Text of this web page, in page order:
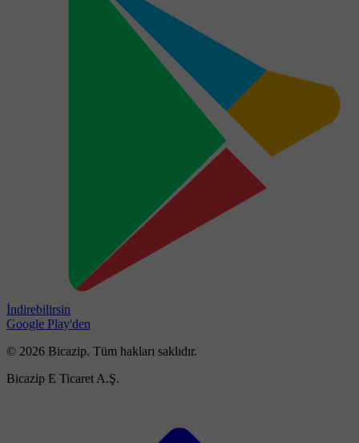
İndirebilirsin
Google Play'den
© 2026 Bicazip. Tüm hakları saklıdır.
Bicazip E Ticaret A.Ş.